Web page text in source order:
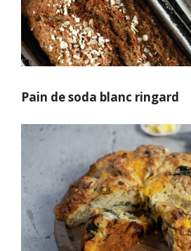
Pain de soda blanc ringard